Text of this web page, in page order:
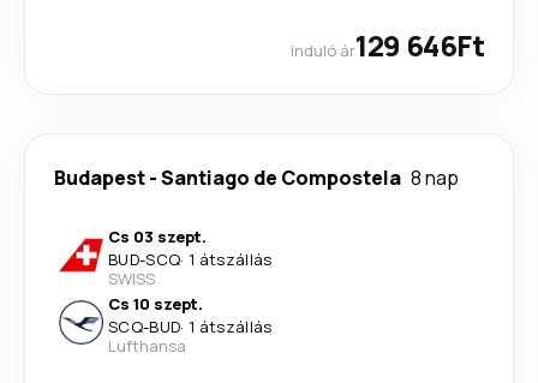
induló ár129 646Ft
Budapest-Santiago de Compostela 8 nap
Cs 03 szept.
BUD-SCQ· 1 átszállás
SWISS
Cs 10 szept.
SCQ-BUD· 1 átszállás
Lufthansa